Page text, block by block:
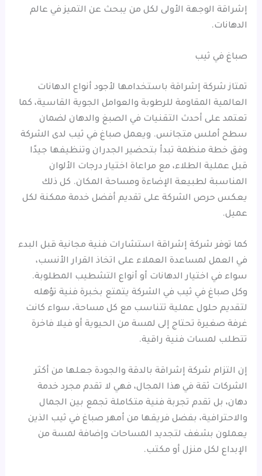
إشراقة الوجهة الأولى لكل من يبحث عن التميز في عالم
الدهانات.
صباغ في ثيب
تمتاز شركة إشراقة باستخدامها لأجود أنواع الدهانات
العالمية المقاومة للرطوبة والعوامل الجوية القاسية، كما
تعتمد على أحدث التقنيات في الصبغ والدهان لضمان
سطح أملس متجانس. ويعمل صباغ في ثيب لدى الشركة
وفق خطة منظمة تبدأ بتحضير الجدران وتنظيفها جيدًا
قبل عملية الطلاء، مع مراعاة اختيار درجات الألوان
المناسبة لطبيعة الإضاءة ومساحة المكان. كل ذلك
يعكس حرص الشركة على تقديم أفضل خدمة ممكنة لكل
عميل.
كما توفر شركة إشراقة استشارات فنية مجانية قبل البدء
في العمل لمساعدة العملاء على اتخاذ القرار الأنسب،
سواء في اختيار الدهانات أو أنواع التشطيب المطلوبة.
وكل صباغ في ثيب في الشركة يتمتع بخبرة فنية تؤهله
لتقديم حلول عملية تتناسب مع كل مساحة، سواء كانت
غرفة صغيرة تحتاج إلى لمسة من الحيوية أو فيلا فاخرة
تتطلب لمسات فنية راقية.
إن التزام شركة إشراقة بالدقة والجودة جعلها من أكثر
الشركات ثقة في هذا المجال، فهي لا تقدم مجرد خدمة
دهان، بل تقدم تجربة فنية متكاملة تجمع بين الجمال
والاحترافية، بفضل فريقها من أمهر صباغ في ثيب الذين
يعملون بشغف لتجديد المساحات وإضافة لمسة من
الإبداع لكل منزل أو مكتب.